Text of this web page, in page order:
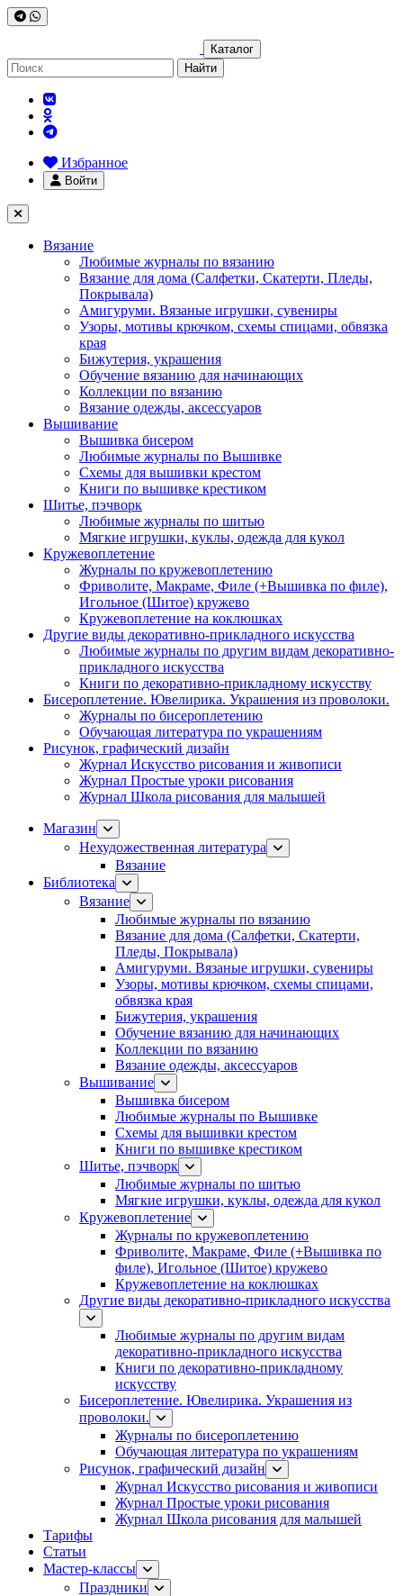
Каталог
Найти
Избранное
Войти
Вязание
Любимые журналы по вязанию
Вязание для дома (Салфетки, Скатерти, Пледы,
Покрывала)
Амигуруми. Вязаные игрушки, сувениры
Узоры, мотивы крючком, схемы спицами, обвязка
края
Бижутерия, украшения
Обучение вязанию для начинающих
Коллекции по вязанию
Вязание одежды, аксессуаров
Вышивание
Вышивка бисером
Любимые журналы по Вышивке
Схемы для вышивки крестом
Книги по вышивке крестиком
Шитье, пэчворк
Любимые журналы по шитью
Мягкие игрушки, куклы, одежда для кукол
Кружевоплетение
Журналы по кружевоплетению
Фриволите, Макраме, Филе (+Вышивка по филе),
Игольное (Шитое) кружево
Кружевоплетение на коклюшках
Другие виды декоративно-прикладного искусства
Любимые журналы по другим видам декоративно-
прикладного искусства
Книги по декоративно-прикладному искусству
Бисероплетение. Ювелирика. Украшения из проволоки.
Журналы по бисероплетению
Обучающая литература по украшениям
Рисунок, графический дизайн
Журнал Искусство рисования и живописи
Журнал Простые уроки рисования
Журнал Школа рисования для малышей
Магазин
Нехудожественная литература
Вязание
Библиотека
Вязание
Любимые журналы по вязанию
Вязание для дома (Салфетки, Скатерти,
Пледы, Покрывала)
Амигуруми. Вязаные игрушки, сувениры
Узоры, мотивы крючком, схемы спицами,
обвязка края
Бижутерия, украшения
Обучение вязанию для начинающих
Коллекции по вязанию
Вязание одежды, аксессуаров
Вышивание
Вышивка бисером
Любимые журналы по Вышивке
Схемы для вышивки крестом
Книги по вышивке крестиком
Шитье, пэчворк
Любимые журналы по шитью
Мягкие игрушки, куклы, одежда для кукол
Кружевоплетение
Журналы по кружевоплетению
Фриволите, Макраме, Филе (+Вышивка по
филе), Игольное (Шитое) кружево
Кружевоплетение на коклюшках
Другие виды декоративно-прикладного искусства
Любимые журналы по другим видам
декоративно-прикладного искусства
Книги по декоративно-прикладному
искусству
Бисероплетение. Ювелирика. Украшения из
проволоки.
Журналы по бисероплетению
Обучающая литература по украшениям
Рисунок, графический дизайн
Журнал Искусство рисования и живописи
Журнал Простые уроки рисования
Журнал Школа рисования для малышей
Тарифы
Статьи
Мастер-классы
Праздники